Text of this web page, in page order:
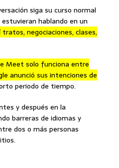
siga su curso normal
hablando en un
negociaciones, clases,
Meet solo funciona entre
anunció sus intenciones de
periodo de tiempo.
y después en la
barreras de idiomas y
dos o más personas